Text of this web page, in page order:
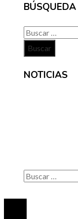
BÚSQUEDA
Buscar:
NOTICIAS
Buscar: